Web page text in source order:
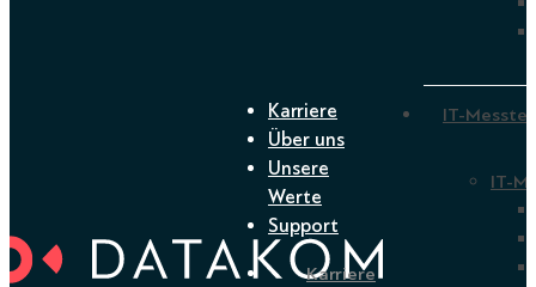
Karriere
Über uns
Unsere
Werte
Support
Karriere
IT-
IT-